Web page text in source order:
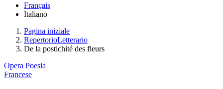
Français
Italiano
Pagina iniziale
RepertorioLetterario
De la postichité des fleurs
Opera Poesia
Francese